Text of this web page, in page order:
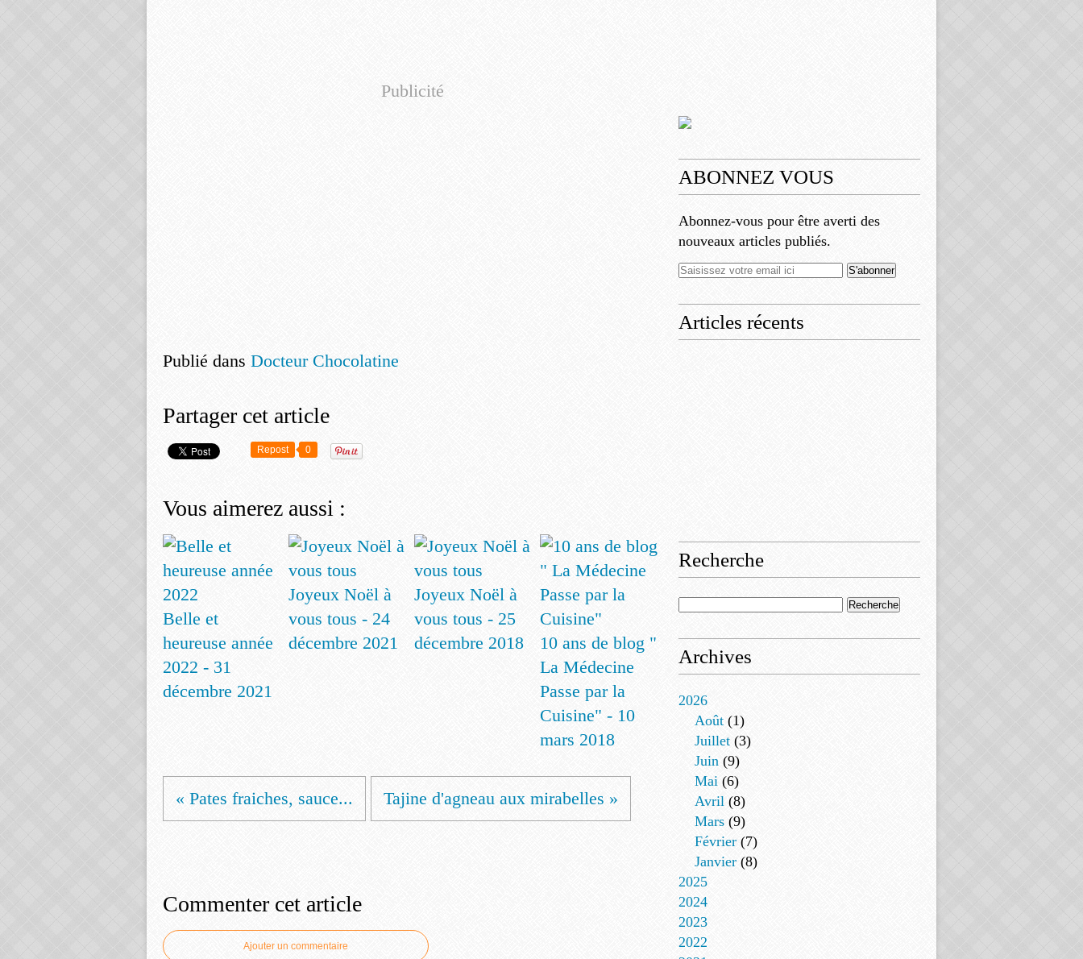
Publicité
Publié dans Docteur Chocolatine
Partager cet article
Repost 0
Vous aimerez aussi :
Belle et
heureuse année
2022 - 31
décembre 2021
Joyeux Noël à
vous tous - 24
décembre 2021
Joyeux Noël à
vous tous - 25
décembre 2018
10 ans de blog "
La Médecine
Passe par la
Cuisine" - 10
mars 2018
« Pates fraiches, sauce... Tajine d'agneau aux mirabelles »
Commenter cet article
Ajouter un commentaire
ABONNEZ VOUS
Abonnez-vous pour être averti des
nouveaux articles publiés.
Articles récents
Recherche
Archives
2026
Août (1)
Juillet (3)
Juin (9)
Mai (6)
Avril (8)
Mars (9)
Février (7)
Janvier (8)
2025
2024
2023
2022